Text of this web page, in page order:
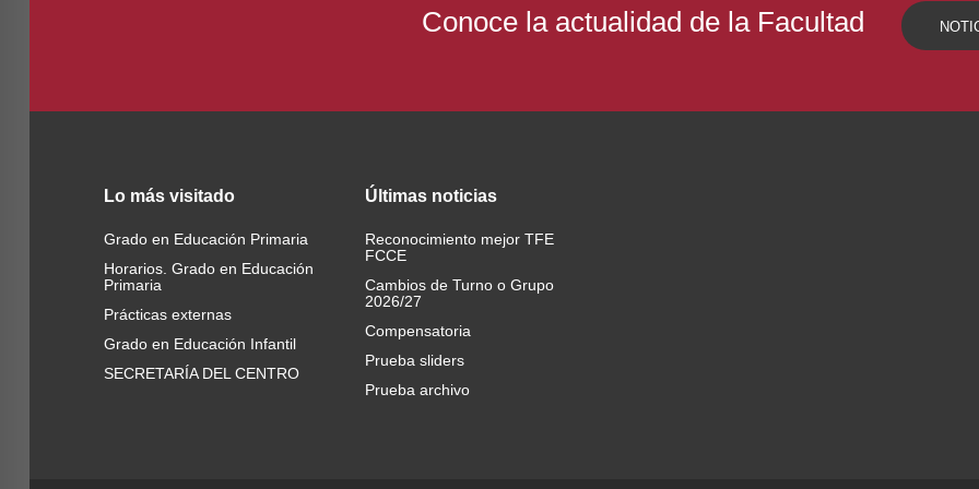
Conoce la actualidad de la Facultad
Lo más visitado
Grado en Educación Primaria
Horarios. Grado en Educación
Primaria
Prácticas externas
Grado en Educación Infantil
SECRETARÍA DEL CENTRO
Últimas noticias
Reconocimiento mejor TFE
FCCE
Cambios de Turno o Grupo
2026/27
Compensatoria
Prueba sliders
Prueba archivo